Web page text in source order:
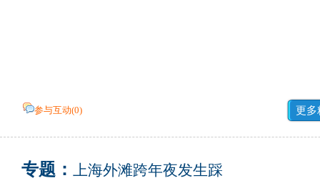
参与互动(0) 更多
专题： 上海外滩跨年夜发生踩